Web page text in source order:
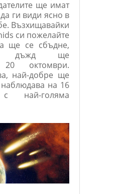
ще имат
ги види ясно в
Възхищавайки
си пожелайте
ще се сбъдне,
дъжд ще
октомври.
най-добре ще
на 16
най-голяма